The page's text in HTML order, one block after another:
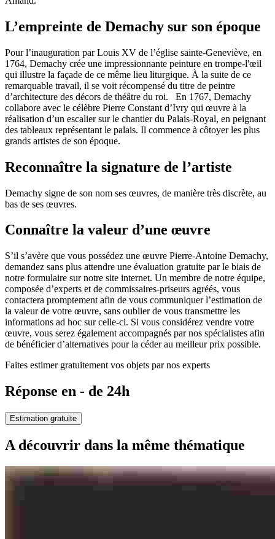
L’empreinte de Demachy sur son époque
Pour l’inauguration par Louis XV de l’église sainte-Geneviève, en
1764, Demachy crée une impressionnante peinture en trompe-l'œil
qui illustre la façade de ce même lieu liturgique. À la suite de ce
remarquable travail, il se voit récompensé du titre de peintre
d’architecture des décors de théâtre du roi. En 1767, Demachy
collabore avec le célèbre Pierre Constant d’Ivry qui œuvre à la
réalisation d’un escalier sur le chantier du Palais-Royal, en peignant
des tableaux représentant le palais. Il commence à côtoyer les plus
grands artistes de son époque.
Reconnaître la signature de l’artiste
Demachy signe de son nom ses œuvres, de manière très discrète, au
bas de ses œuvres.
Connaître la valeur d’une œuvre
S’il s’avère que vous possédez une œuvre Pierre-Antoine Demachy,
demandez sans plus attendre une évaluation gratuite par le biais de
notre formulaire sur notre site internet. Un membre de notre équipe,
composée d’experts et de commissaires-priseurs agréés, vous
contactera promptement afin de vous communiquer l’estimation de
la valeur de votre œuvre, sans oublier de vous transmettre les
informations ad hoc sur celle-ci. Si vous considérez vendre votre
œuvre, vous serez également accompagnés par nos spécialistes afin
de bénéficier d’alternatives pour la céder au meilleur prix possible.
Faites estimer gratuitement vos objets par nos experts
Réponse en - de 24h
Estimation gratuite
A découvrir dans la même thématique